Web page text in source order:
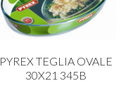
PYREX TEGLIA OVALE
30X21 345B